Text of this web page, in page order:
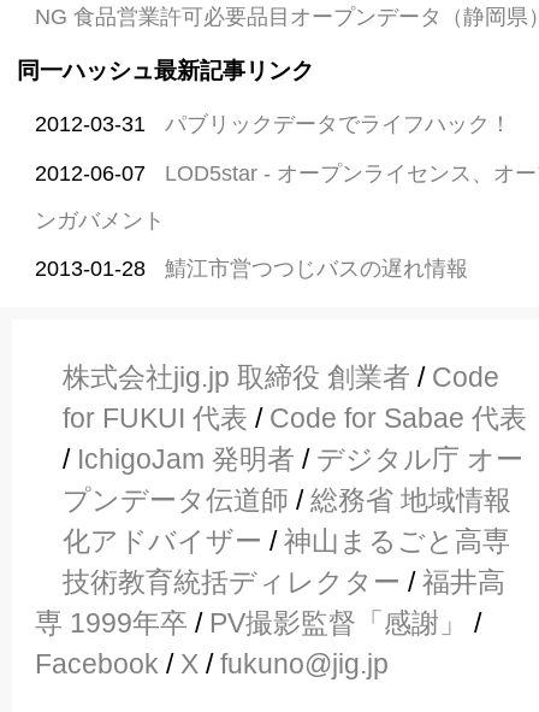
NG 食品営業許可必要品目オープンデータ（静岡県
同一ハッシュ最新記事リンク
2012-03-31 パブリックデータでライフハック！
2012-06-07
LOD5star - オープンライセンス、オ
ンガバメント
2013-01-28 鯖江市営つつじバスの遅れ情報
株式会社jig.jp 取締役 創業者 / Code
for FUKUI 代表 / Code for Sabae 代表
/ IchigoJam 発明者 / デジタル庁 オー
プンデータ伝道師 /総務省 地域情報
化アドバイザー /神山まるごと高専
技術教育統括ディレクター /福井高
専 1999年卒 / PV撮影監督「感謝」
/
Facebook / X /fukuno@jig.jp